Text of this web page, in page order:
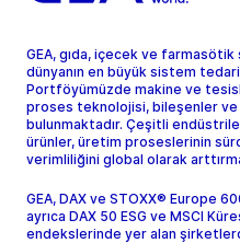
GEA, gıda, içecek ve
dünyanın en büyük sistem
Portföyümüzde makine ve
proses teknolojisi, bileşenler ve
bulunmaktadır. Çeşitli
ürünler, üretim proseslerinin
verimliliğini global olarak
GEA, DAX ve STOXX® Europe
ayrıca DAX 50 ESG ve MSCI
endekslerinde yer alan